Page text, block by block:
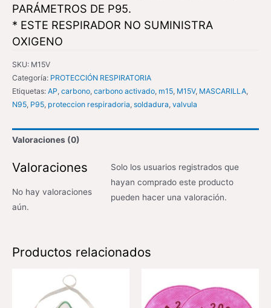
PARÁMETROS DE P95.
* ESTE RESPIRADOR NO SUMINISTRA
OXIGENO
SKU: M15V
Categoría: PROTECCIÓN RESPIRATORIA
Etiquetas: AP, carbono, carbono activado, m15, M15V, MASCARILLA,
N95, P95, proteccion respiradoria, soldadura, valvula
Valoraciones (0)
Valoraciones
No hay valoraciones
aún.
Solo los usuarios registrados que
hayan comprado este producto
pueden hacer una valoración.
Productos relacionados